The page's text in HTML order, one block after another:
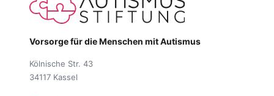
Vorsorge für die Menschen mit Autismus
Kölnische Str. 43
34117 Kassel